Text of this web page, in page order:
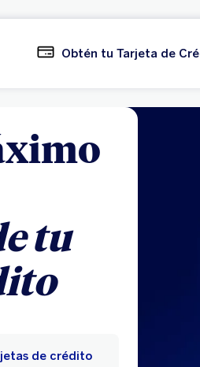
Obtén tu Tarjeta de
tu
de crédito